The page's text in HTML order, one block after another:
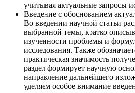
учитывая актуальные запросы
Введение с обоснованием
Во введении научной статьи
выбранной темы, кратко
изученности проблемы и
исследования. Также
практическая значимость
раздел формирует научную
направление дальнейшего
уделяем особое внимание